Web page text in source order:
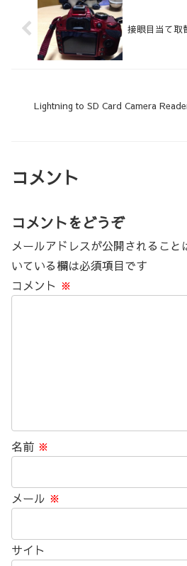
接眼目当て取
Lightning to SD Card Camera
コメント
コメントをどうぞ
メールアドレスが公開されること
いている欄は必須項目です
コメント ※
名前 ※
メール ※
サイト